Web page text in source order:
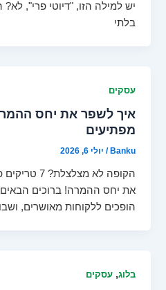
יש למילה הזו, "דיוטי פרי",
בלתי
עסקים
מפתיעים
Banku
/ יולי 6, 2026
הקופה לא
את יחס ההמרה! ברוכים
הופכים ללקוחות מאושרים, ושבו
בלוג,עסקים